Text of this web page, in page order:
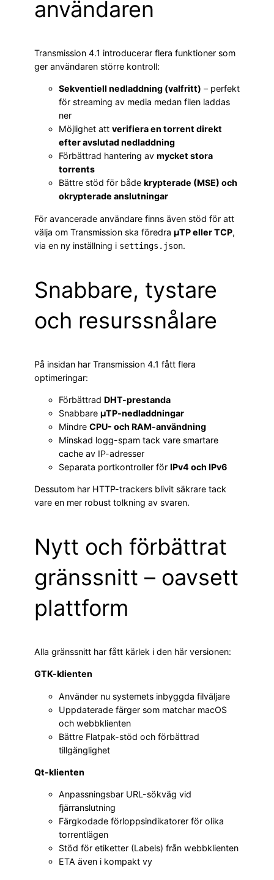
användaren
Transmission 4.1 introducerar flera funktioner som
ger användaren större kontroll:
Sekventiell nedladdning (valfritt) – perfekt
för streaming av media medan filen laddas
ner
Möjlighet att verifiera en torrent direkt
efter avslutad nedladdning
Förbättrad hantering av mycket stora
torrents
Bättre stöd för både krypterade (MSE) och
okrypterade anslutningar
För avancerade användare finns även stöd för att
välja om Transmission ska föredra µTP eller TCP,
via en ny inställning i settings.json.
Snabbare, tystare
och resurssnålare
På insidan har Transmission 4.1 fått flera
optimeringar:
Förbättrad DHT-prestanda
Snabbare µTP-nedladdningar
Mindre CPU- och RAM-användning
Minskad logg-spam tack vare smartare
cache av IP-adresser
Separata portkontroller för IPv4 och IPv6
Dessutom har HTTP-trackers blivit säkrare tack
vare en mer robust tolkning av svaren.
Nytt och förbättrat
gränssnitt – oavsett
plattform
Alla gränssnitt har fått kärlek i den här versionen:
GTK-klienten
Använder nu systemets inbyggda filväljare
Uppdaterade färger som matchar macOS
och webbklienten
Bättre Flatpak-stöd och förbättrad
tillgänglighet
Qt-klienten
Anpassningsbar URL-sökväg vid
fjärranslutning
Färgkodade förloppsindikatorer för olika
torrentlägen
Stöd för etiketter (Labels) från webbklienten
ETA även i kompakt vy